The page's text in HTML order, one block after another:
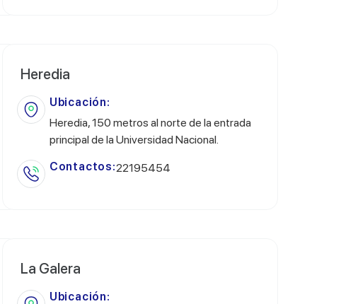
Heredia
Ubicación:
Heredia, 150 metros al norte de la entrada
principal de la Universidad Nacional.
Contactos:22195454
La Galera
Ubicación: